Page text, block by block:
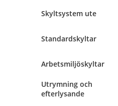
Skyltsystem ute
Standardskyltar
Arbetsmiljöskyltar
Utrymning och
efterlysande